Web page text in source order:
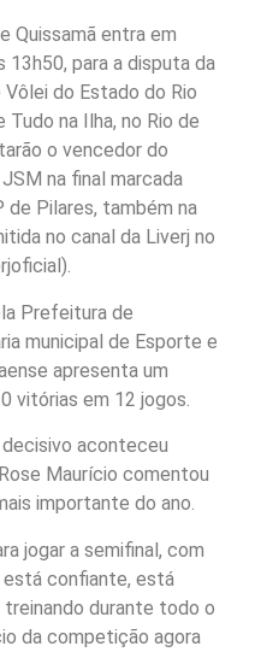
Quissamã entra em
13h50, para a disputa da
do Estado do Rio
na Ilha, no Rio de
o vencedor do
na final marcada
de Pilares, também na
no canal da Liverj no
Prefeitura de
municipal de Esporte e
apresenta um
vitórias em 12 jogos.
aconteceu
Maurício comentou
importante do ano.
jogar a semifinal, com
confiante, está
durante todo o
da competição agora